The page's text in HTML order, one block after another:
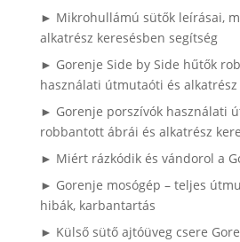
► Mikrohullámú sütők leírásai,
alkatrész keresésben segítség
► Gorenje Side by Side hűtők
használati útmutaóti és
► Gorenje porszívók használati
robbantott ábrái és alkatrész
► Miért rázkódik és vándorol a
► Gorenje mosógép – teljes
hibák, karbantartás
► Külső sütő ajtóüveg csere